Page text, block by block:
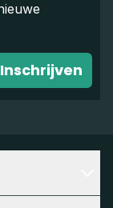
Inschrijven